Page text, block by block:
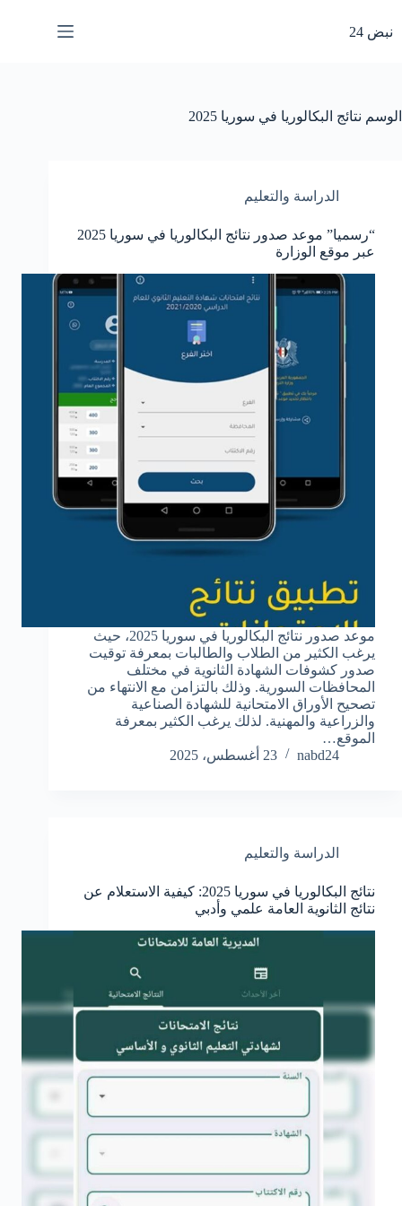
المحتوى
نبض 24
الوسم نتائج البكالوريا في سوريا 2025
الدراسة والتعليم
“رسميا” موعد صدور نتائج البكالوريا في سوريا 2025
عبر موقع الوزارة
موعد صدور نتائج البكالوريا في سوريا 2025، حيث
يرغب الكثير من الطلاب والطالبات بمعرفة توقيت
صدور كشوفات الشهادة الثانوية في مختلف
المحافظات السورية. وذلك بالتزامن مع الانتهاء من
تصحيح الأوراق الامتحانية للشهادة الصناعية
والزراعية والمهنية. لذلك يرغب الكثير بمعرفة
الموقع…
nabd24
23 أغسطس، 2025
الدراسة والتعليم
نتائج البكالوريا في سوريا 2025: كيفية الاستعلام عن
نتائج الثانوية العامة علمي وأدبي